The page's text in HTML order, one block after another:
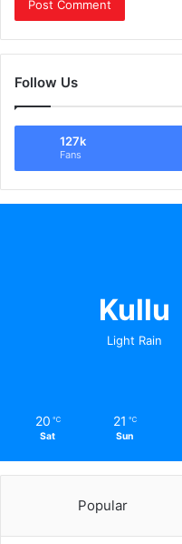
Follow Us
127k
Fans
Kullu
Light Rain
20 ℃
Sat
21 ℃
Sun
Popular